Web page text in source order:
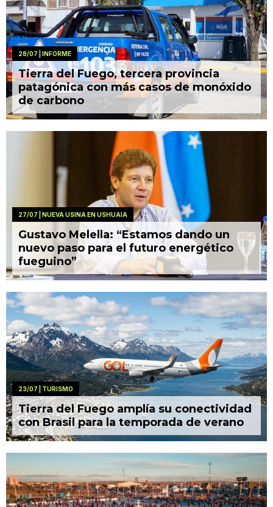
28/07 | INFORME
Tierra del Fuego, tercera provincia
patagónica con más casos de monóxido
de carbono
27/07 | NUEVA USINA EN USHUAIA
Gustavo Melella: “Estamos dando un
nuevo paso para el futuro energético
fueguino”
23/07 | TURISMO
Tierra del Fuego amplía su conectividad
con Brasil para la temporada de verano